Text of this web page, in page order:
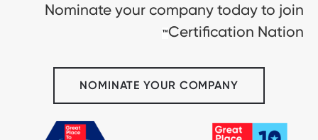
Nominate your company today to join
Certification Nation
™
NOMINATE YOUR COMPANY